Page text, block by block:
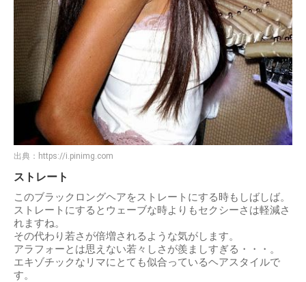
出典： https://i.pinimg.com
ストレート
このブラックロングヘアをストレートにする時もしばしば。
ストレートにするとウェーブな時よりもセクシーさは軽減さ
れますね。
その代わり若さが倍増されるような気がします。
アラフォーとは思えない若々しさが羨ましすぎる・・・。
エキゾチックなリマにとても似合っているヘアスタイルで
す。